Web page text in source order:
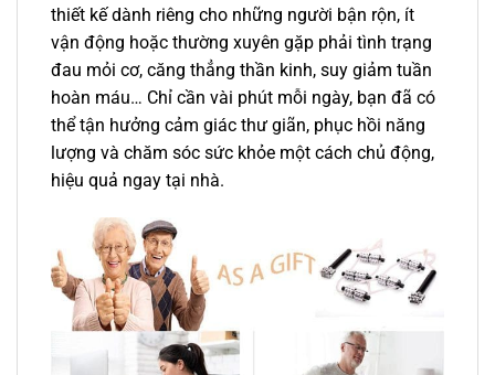
thiết kế dành riêng cho những người bận rộn, ít
vận động hoặc thường xuyên gặp phải tình trạng
đau mỏi cơ, căng thẳng thần kinh, suy giảm tuần
hoàn máu… Chỉ cần vài phút mỗi ngày, bạn đã có
thể tận hưởng cảm giác thư giãn, phục hồi năng
lượng và chăm sóc sức khỏe một cách chủ động,
hiệu quả ngay tại nhà.